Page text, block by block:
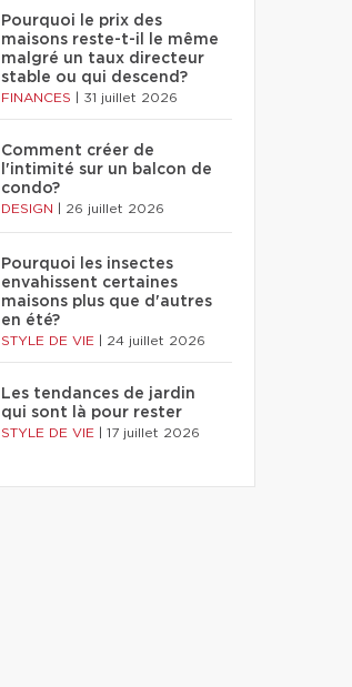
Pourquoi le prix des
maisons reste-t-il le même
malgré un taux directeur
stable ou qui descend?
FINANCES 31 juillet 2026
Comment créer de
l'intimité sur un balcon de
condo?
DESIGN 26 juillet 2026
Pourquoi les insectes
envahissent certaines
maisons plus que d'autres
en été?
STYLE DE VIE 24 juillet 2026
Les tendances de jardin
qui sont là pour rester
STYLE DE VIE 17 juillet 2026